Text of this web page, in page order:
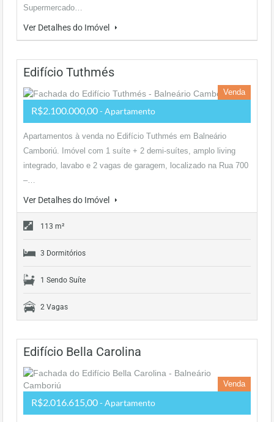
Supermercado…
Ver Detalhes do Imóvel
Edifício Tuthmés
Venda
R$2.100.000,00- Apartamento
Apartamentos à venda no Edifício Tuthmés em Balneário
Camboriú. Imóvel com 1 suíte + 2 demi-suítes, amplo living
integrado, lavabo e 2 vagas de garagem, localizado na Rua 700
–…
Ver Detalhes do Imóvel
113 m²
3 Dormitórios
1 Sendo Suíte
2 Vagas
Edifício Bella Carolina
Venda
R$2.016.615,00- Apartamento